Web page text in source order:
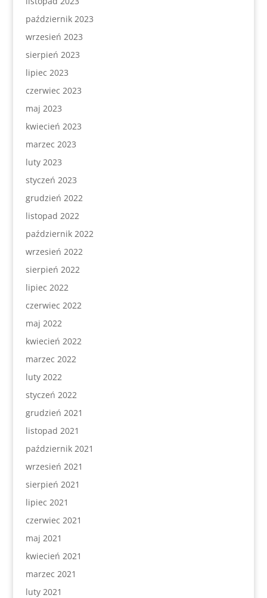
październik 2023
wrzesień 2023
sierpień 2023
lipiec 2023
czerwiec 2023
maj 2023
kwiecień 2023
marzec 2023
luty 2023
styczeń 2023
grudzień 2022
listopad 2022
październik 2022
wrzesień 2022
sierpień 2022
lipiec 2022
czerwiec 2022
maj 2022
kwiecień 2022
marzec 2022
luty 2022
styczeń 2022
grudzień 2021
listopad 2021
październik 2021
wrzesień 2021
sierpień 2021
lipiec 2021
czerwiec 2021
maj 2021
kwiecień 2021
marzec 2021
luty 2021